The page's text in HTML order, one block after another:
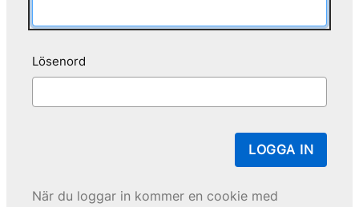
Lösenord
LOGGA IN
När du loggar in kommer en cookie med